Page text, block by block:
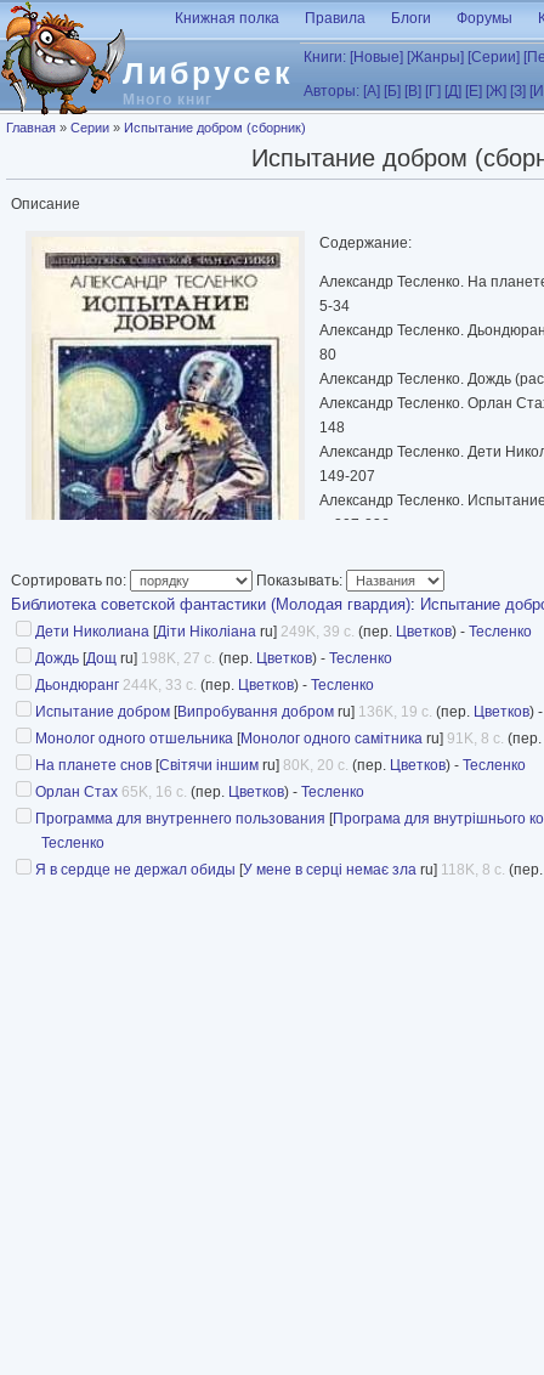
Перейти к основному содержанию
Либрусек
Много книг
Книжная полка Правила Блоги Форумы
Книги: [Новые] [Жанры] [Серии]
Авторы: [А] [Б] [В] [Г] [Д] [Е] [Ж] [З]
Вы здесь
Главная » Серии » Испытание добром (сборник)
Испытание добром
Описание
Содержание:
Александр Тесленко. На
5-34
Александр Тесленко.
80
Александр Тесленко. Дождь
Александр Тесленко. Орлан
148
Александр Тесленко. Дети
149-207
Александр Тесленко.
с. 207-236
перевод Е. Цветкова), с. 236-249
Александр Тесленко. Я в
Цветкова), с. 249-259
Александр Тесленко. Монолог одного отшельника (рассказ, перевод Е.
Сортировать по: Показывать:
Библиотека советской фантастики (Молодая гвардия): Испытание
Дети Николиана [Діти Ніколіана ru] 249K, 39 с. (пер. Цветков) - Тесленко
Дождь [Дощ ru] 198K, 27 с. (пер. Цветков) - Тесленко
Дьондюранг 244K, 33 с. (пер. Цветков) - Тесленко
Испытание добром [Випробування добром ru] 136K, 19 с. (пер. Цветков)
Монолог одного отшельника [Монолог одного самітника ru] 91K, 8 с. (пер.
На планете снов [Світячи іншим ru] 80K, 20 с. (пер. Цветков) - Тесленко
Орлан Стах 65K, 16 с. (пер. Цветков) - Тесленко
Программа для внутреннего пользования [Програма для внутрішнього
Тесленко
Я в сердце не держал обиды [У мене в серці немає зла ru] 118K, 8 с.